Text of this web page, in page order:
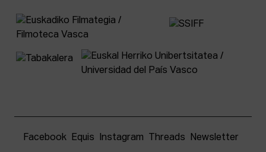
Facebook Equis Instagram Threads Newsletter